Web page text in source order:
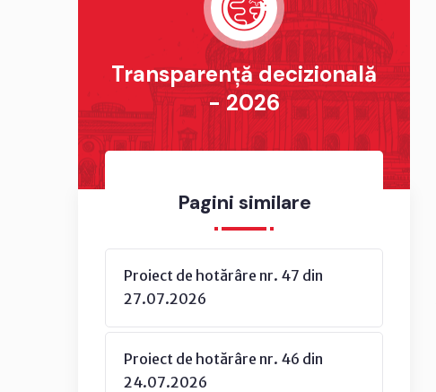
Transparență decizională
- 2026
Pagini similare
Proiect de hotărâre nr. 47 din
27.07.2026
Proiect de hotărâre nr. 46 din
24.07.2026